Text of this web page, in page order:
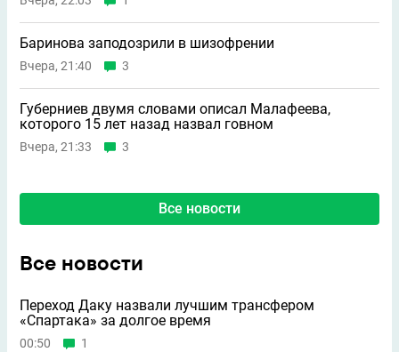
Баринова заподозрили в шизофрении
Вчера, 21:40 3
Губерниев двумя словами описал Малафеева,
которого 15 лет назад назвал говном
Вчера, 21:33 3
Все новости
Все новости
Переход Даку назвали лучшим трансфером
«Спартака» за долгое время
00:50 1